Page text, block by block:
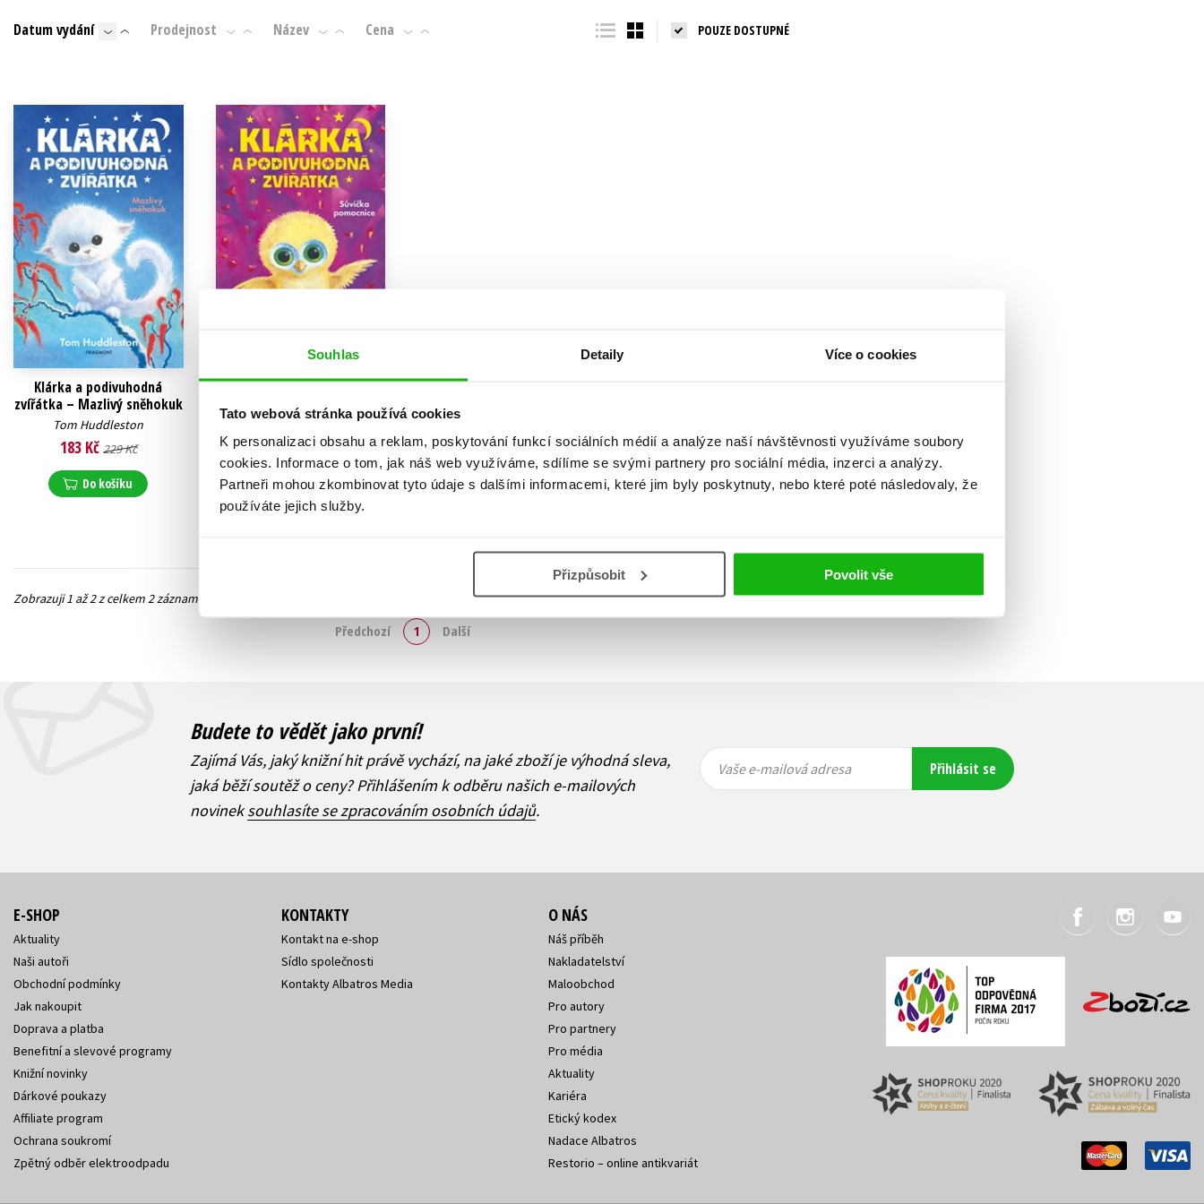
Souhlas Detaily Více o cookies
Tato webová stránka používá cookies
K personalizaci obsahu a reklam, poskytování funkcí sociálních médií a analýze naší návštěvnosti využíváme soubory
cookies. Informace o tom, jak náš web využíváme, sdílíme se svými partnery pro sociální média, inzerci a analýzy.
Partneři mohou zkombinovat tyto údaje s dalšími informacemi, které jim byly poskytnuty, nebo které poté následovaly, že
používáte jejich služby.
Přizpůsobit Povolit vše
Beletrie pro děti
Byznys a ekonomie
Jazyky
Komiks
Populárně - naučné pro děti
Young adult (SK)
Datum vydání Prodejnost Název Cena POUZE DOSTUPNÉ
Klárka a podivuhodná
zvířátka – Mazlivý sněhokuk
Tom Huddleston
183 Kč 229 Kč
Do košíku
Klárka a podivuhodná
zvířátka – Sůvička
pomocnice
Tom Huddleston
183 Kč229 Kč
Do košíku
Zobraz záznamů
Zobrazuji 1 až 2 z celkem 2 záznamů
Předchozí 1 Další
Budete to vědět jako první!
Zajímá Vás, jaký knižní hit právě vychází, na jaké zboží je výhodná sleva,
jaká běží soutěž o ceny? Přihlášením k odběru našich e-mailových
novineksouhlasíte se zpracováním osobních údajů.
Vaše e-
mailová
Vaše e-
mailová
Vaše e-mailová adresa Přihlásit se
E-SHOP
Aktuality
Naši autoři
Obchodní podmínky
Jak nakoupit
Doprava a platba
Benefitní a slevové programy
Knižní novinky
Dárkové poukazy
Affiliate program
Ochrana soukromí
Zpětný odběr elektroodpadu
KONTAKTY
Kontakt na e-shop
Sídlo společnosti
Kontakty Albatros Media
O NÁS
Náš příběh
Nakladatelství
Maloobchod
Pro autory
Pro partnery
Pro média
Aktuality
Kariéra
Etický kodex
Nadace Albatros
Restorio – online antikvariát